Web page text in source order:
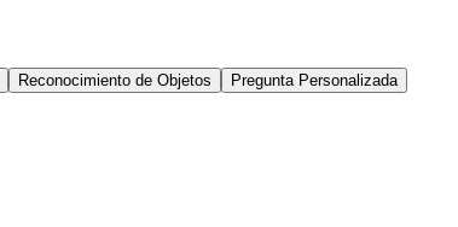
Reconocimiento de Objetos Pregunta Personalizada